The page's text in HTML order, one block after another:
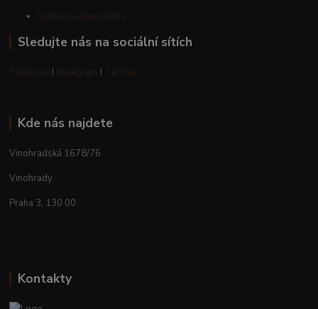
Datle a sušené plody
Sledujte nás na sociální sítích
Facebook I Instagram I TikTok
Kde nás najdete
Vinohradská 1678/76
Vinohrady
Praha 3, 130 00
Kontakty